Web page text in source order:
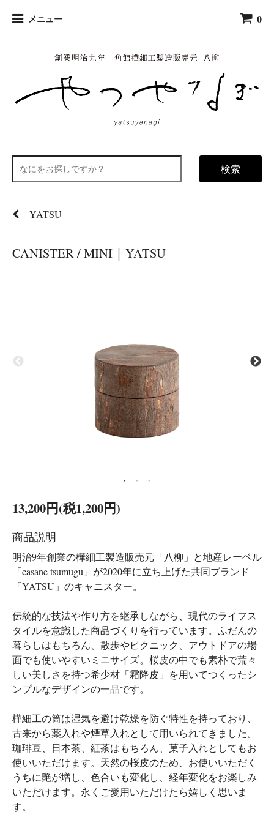
メニュー 0
検索
YATSU
CANISTER / MINI｜YATSU
13,200円(税1,200円)
商品説明
明治9年創業の樺細工製造販売元「八柳」と地産レーベル
「casane tsumugu」が2020年に立ち上げた共同ブランド
「YATSU」のキャニスター。
伝統的な技法や作り方を継承しながら、現代のライフス
タイルを意識した商品づくりを行っています。ふだんの
暮らしはもちろん、散歩やピクニック、アウトドアの場
面でも使いやすいミニサイズ。桜皮の中でも素朴で荒々
しい美しさを持つ希少材「霜降皮」を用いてつくったシ
ンプルなデザインの一品です。
樺細工の筒は湿気を避け乾燥を防ぐ特性を持っており、
古来から薬入れや煙草入れとして用いられてきました。
珈琲豆、日本茶、紅茶はもちろん、菓子入れとしてもお
使いいただけます。天然の桜皮のため、お使いいただく
うちに艶が増し、色合いも変化し、経年変化をお楽しみ
いただけます。永くご愛用いただけたら嬉しく思いま
す。